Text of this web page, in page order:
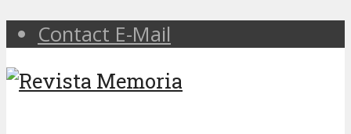
Contact E-Mail